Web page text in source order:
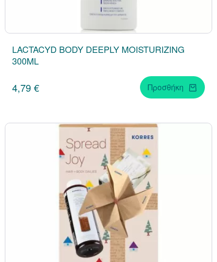
LACTACYD BODY DEEPLY MOISTURIZING
300ML
4,79 € Προσθήκη